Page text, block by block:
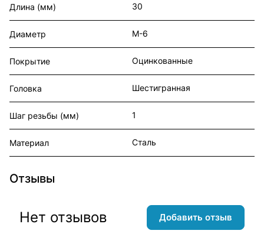
Длина (мм) 30
Диаметр М-6
Покрытие Оцинкованные
Головка Шестигранная
Шаг резьбы (мм) 1
Материал Сталь
Отзывы
Нет отзывов Добавить отзыв